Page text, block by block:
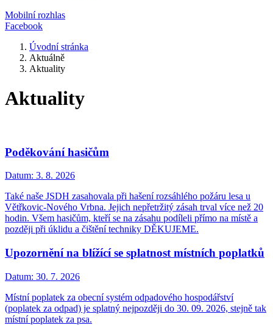
Mobilní rozhlas
Facebook
Úvodní stránka
Aktuálně
Aktuality
Aktuality
Poděkování hasičům
Datum: 3. 8. 2026
Také naše JSDH zasahovala při hašení rozsáhlého požáru lesa u
Větřkovic-Nového Vrbna. Jejich nepřetržitý zásah trval více než 20
hodin. Všem hasičům, kteří se na zásahu podíleli přímo na místě a
později při úklidu a čištění techniky DĚKUJEME.
Upozornění na blížící se splatnost místních poplatků
Datum: 30. 7. 2026
Místní poplatek za obecní systém odpadového hospodářství
(poplatek za odpad) je splatný nejpozději do 30. 09. 2026, stejně tak
místní poplatek za psa.